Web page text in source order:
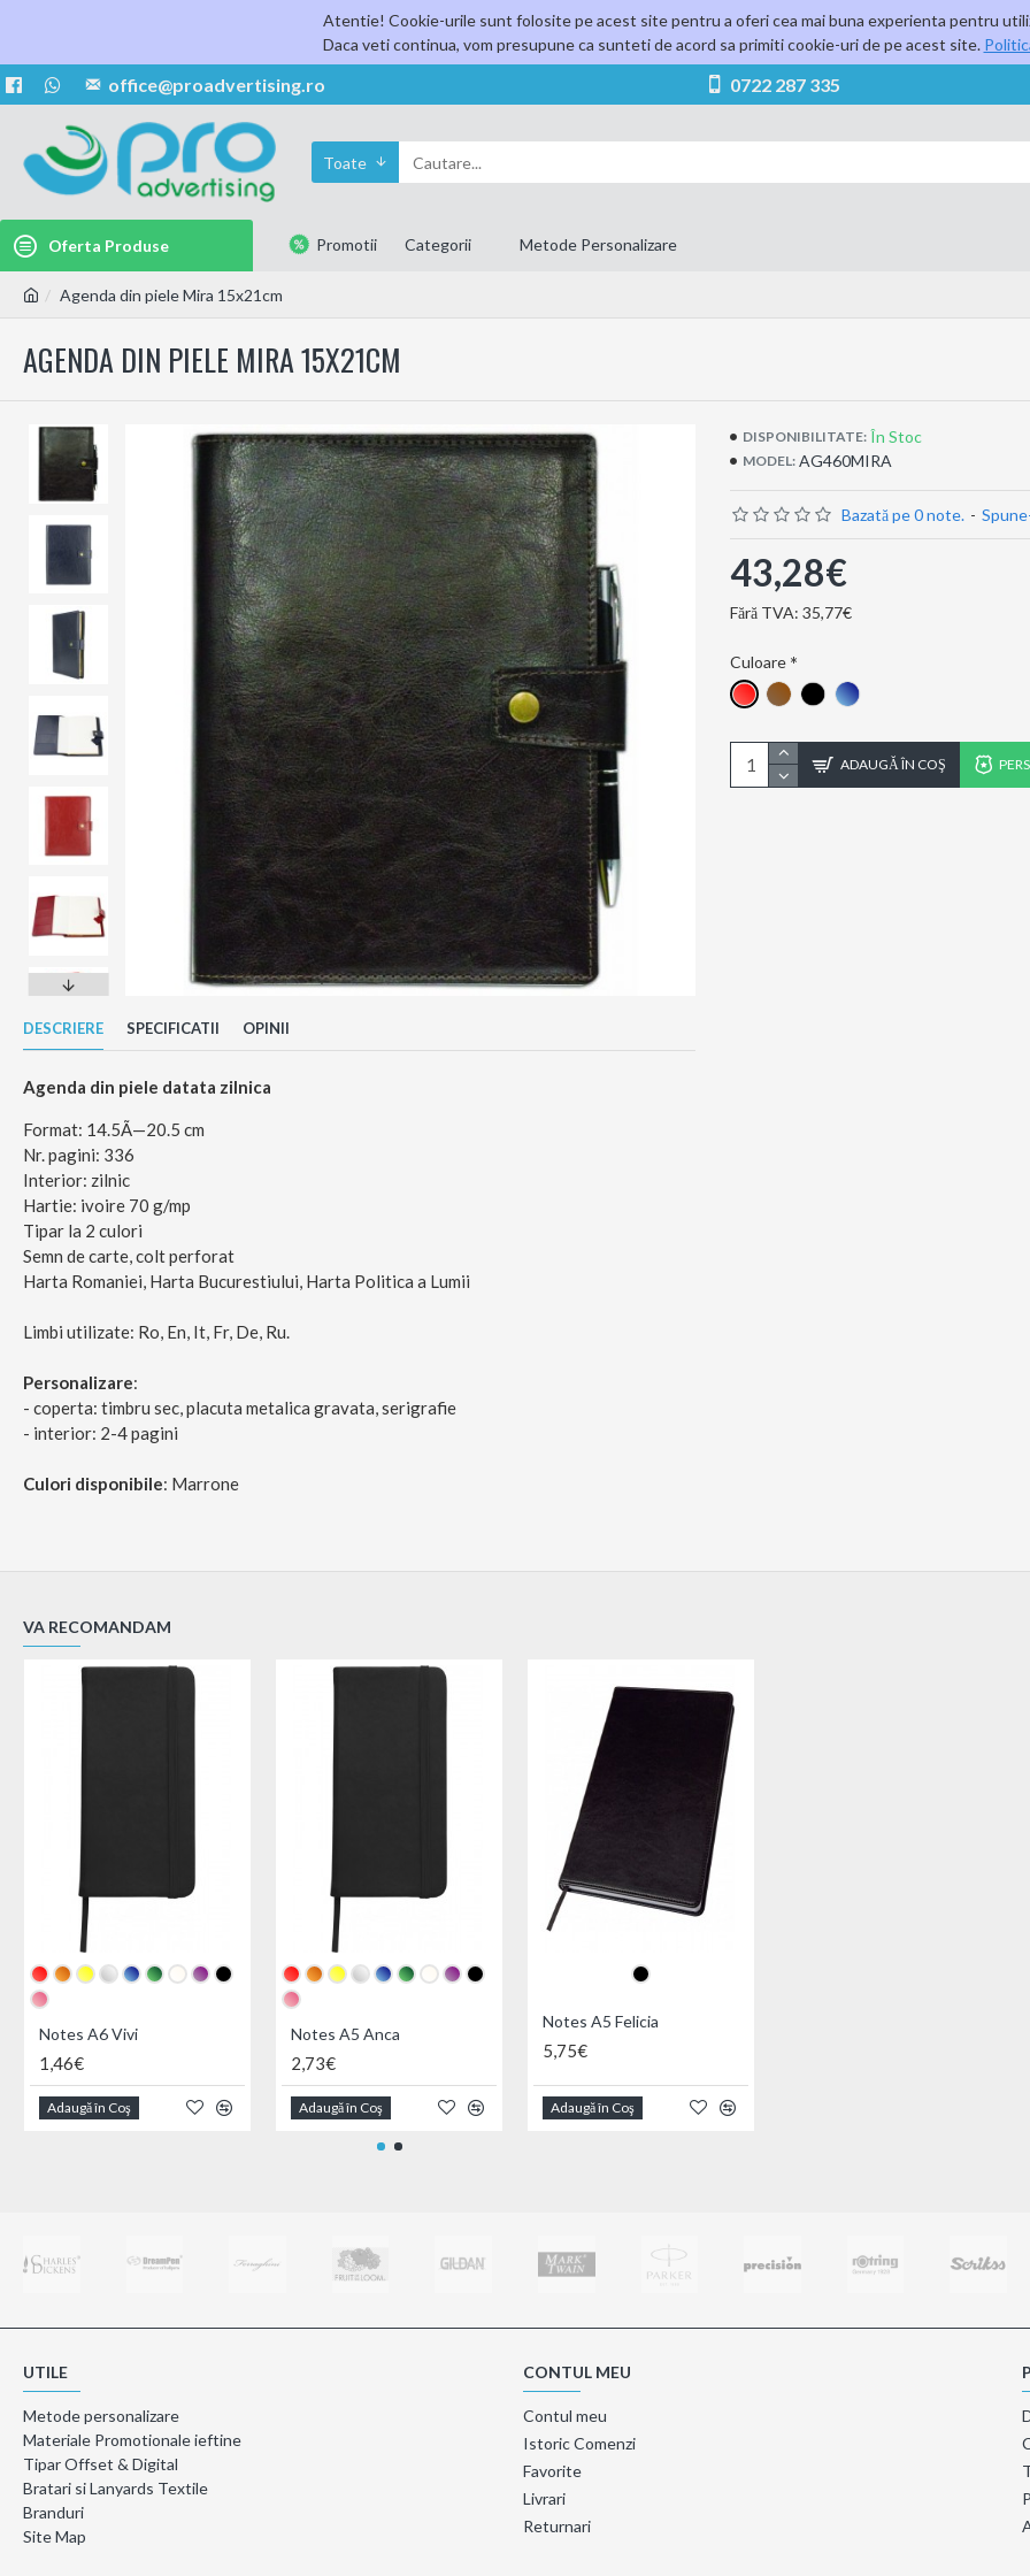
Atentie! Cookie-urile sunt folosite pe acest site pentru a oferi cea mai buna experienta pentru
Daca veti continua, vom presupune ca sunteti de acord sa primiti cookie-uri de pe acest site.
office@proadvertising.ro 0722 287 335
Toate
Oferta Produse Promotii Categorii Metode Personalizare
Agenda din piele Mira 15x21cm
AGENDA DIN PIELE MIRA 15X21CM
DESCRIERE SPECIFICATII OPINII
Agenda din piele datata zilnica
Format: 14.5Ã—20.5 cm
Nr. pagini: 336
Interior: zilnic
Hartie: ivoire 70 g/mp
Tipar la 2 culori
Semn de carte, colt perforat
Harta Romaniei, Harta Bucurestiului, Harta Politica a Lumii
Limbi utilizate: Ro, En, It, Fr, De, Ru.
Personalizare:
- coperta: timbru sec, placuta metalica gravata, serigrafie
- interior: 2-4 pagini
Culori disponibile: Marrone
DISPONIBILITATE: În Stoc
MODEL: AG460MIRA
Bazată pe 0 note. -
43,28€
Fără TVA: 35,77€
Culoare
ADAUGĂ ÎN COŞ
VA RECOMANDAM
Notes A6 Vivi
1,46€
Adaugă în Coş
Notes A5 Anca
2,73€
Adaugă în Coş
Notes A5 Felicia
5,75€
Adaugă în Coş
UTILE
Metode personalizare
Materiale Promotionale ieftine
Tipar Offset & Digital
Bratari si Lanyards Textile
Branduri
Site Map
CONTUL MEU
Contul meu
Istoric Comenzi
Favorite
Livrari
Returnari